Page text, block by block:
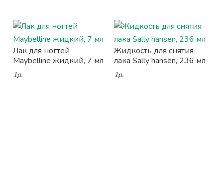
Лак для ногтей
Maybelline жидкий, 7 мл
1р.
Жидкость для снятия
лака Sally hansen, 236 мл
1р.